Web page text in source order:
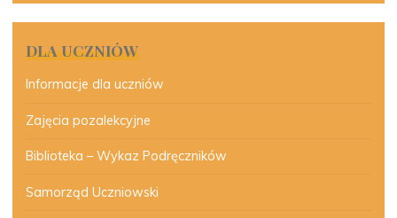
DLA UCZNIÓW
Informacje dla uczniów
Zajęcia pozalekcyjne
Biblioteka – Wykaz Podręczników
Samorząd Uczniowski